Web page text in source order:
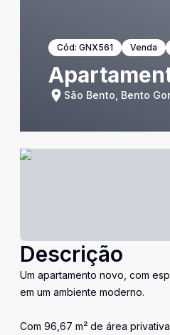
Cód: GNX561 Venda
São Bento, Bento
Descrição
Um apartamento novo, com
em um ambiente moderno.
Com 96,67 m² de área